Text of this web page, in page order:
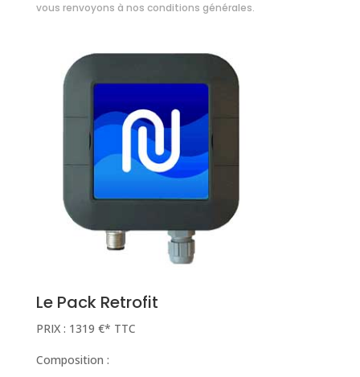
vous renvoyons à nos conditions générales.
Le Pack Retrofit
PRIX : 1319 €* TTC
Composition :